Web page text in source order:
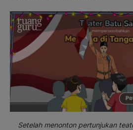
Setelah menonton pertunjukan